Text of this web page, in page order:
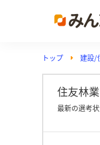
トップ 建設/
住友林
最新の選考